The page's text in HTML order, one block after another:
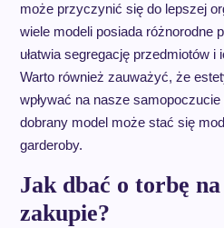
może przyczynić się do lepszej
wiele modeli posiada różnorodne
ułatwia segregację przedmiotów
Warto również zauważyć, że
wpływać na nasze
dobrany model może stać się
garderoby.
Jak dbać o torbę
zakupie?